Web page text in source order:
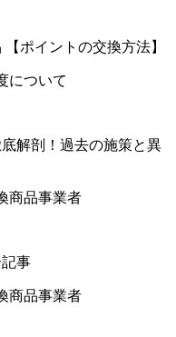
ポイントの交換方法】
について
解剖！過去の施策と異
商品事業者
事
商品事業者